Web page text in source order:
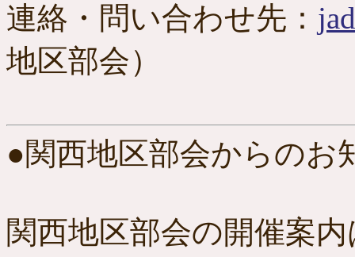
連絡・問い合わせ先：
地区部会）
●関西地区部会からのお
関西地区部会の開催案